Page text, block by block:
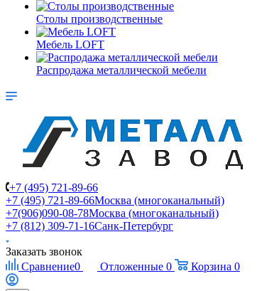
Столы производственные
Мебель LOFT
Распродажа металлической мебели
+7 (495) 721-89-66
+7 (495) 721-89-66Москва (многоканальный)
+7(906)090-08-78Москва (многоканальный)
+7 (812) 309-71-16Санк-Петербург
Заказать звонок
Сравнение0 Отложенные 0 Корзина 0